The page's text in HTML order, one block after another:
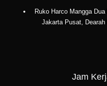
Ruko Harco Mangga
Jakarta Pusat,
Jam